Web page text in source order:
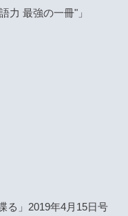
力 最強の一冊"」
る」2019年4月15日号